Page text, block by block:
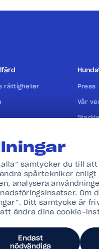
samtycker du till att
spårtekniker enligt
analysera
Om
Ditt samtycke är
ändra dina cookie-
Endast
nödvändiga
rättigheter Press
Vår